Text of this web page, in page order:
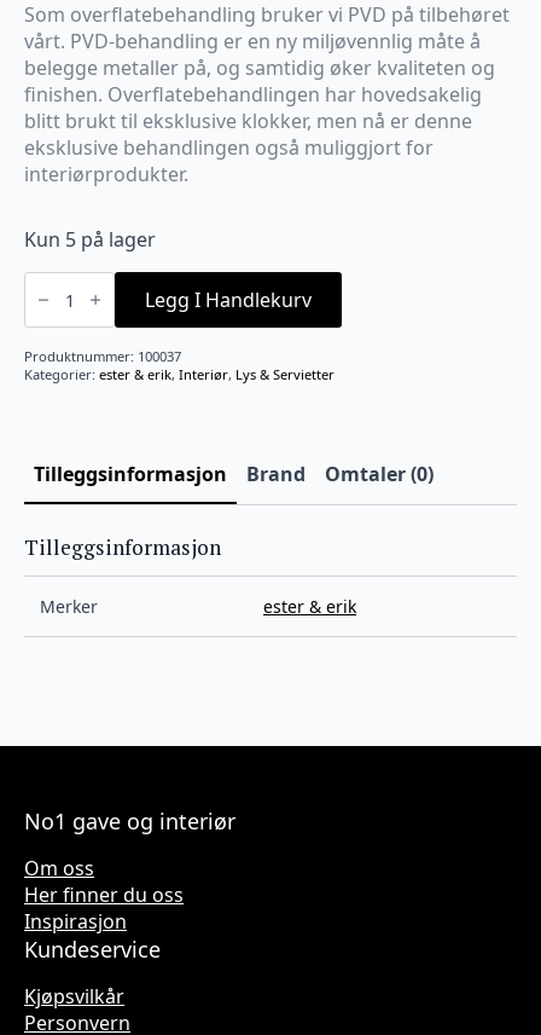
Som overflatebehandling bruker vi PVD på tilbehøret
vårt. PVD-behandling er en ny miljøvennlig måte å
belegge metaller på, og samtidig øker kvaliteten og
finishen. Overflatebehandlingen har hovedsakelig
blitt brukt til eksklusive klokker, men nå er denne
eksklusive behandlingen også muliggjort for
interiørprodukter.
Kun 5 på lager
Lysestakeplate
børstet
rustfritt
stål
antall
Legg I Handlekurv
Produktnummer: 100037
Kategorier: ester & erik, Interiør, Lys & Servietter
Tilleggsinformasjon Brand Omtaler (0)
Tilleggsinformasjon
Merker ester & erik
No1 gave og interiør
Om oss
Her finner du oss
Inspirasjon
Kundeservice
Kjøpsvilkår
Personvern